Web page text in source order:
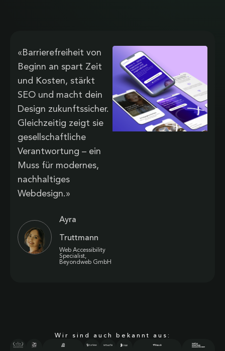
«Barrierefreiheit von
Beginn an spart Zeit
und Kosten, stärkt
SEO und macht dein
Design zukunftssicher.
Gleichzeitig zeigt sie
gesellschaftliche
Verantwortung – ein
Muss für modernes,
nachhaltiges
Webdesign.»
Ayra
Truttmann
Web Accessibility
Specialist,
Beyondweb GmbH
Wir sind auch bekannt aus: